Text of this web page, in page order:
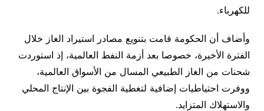
للكهرباء.
وأضاف أن الحكومة قامت بتنويع مصادر استيراد الغاز خلال
الفترة الأخيرة، خصوصا بعد أزمة النفط العالمية، إذ استوردت
شحنات من الغاز الطبيعي المسال من الأسواق العالمية،
ووفرت احتياطيات إضافية لتغطية الفجوة بين الإنتاج المحلي
والاستهلاك المتزايد.